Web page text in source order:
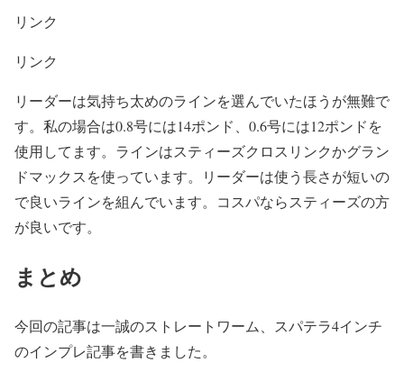
リンク
リンク
リーダーは気持ち太めのラインを選んでいたほうが無難で
す。私の場合は0.8号には14ポンド、0.6号には12ポンドを
使用してます。ラインはスティーズクロスリンクかグラン
ドマックスを使っています。リーダーは使う長さが短いの
で良いラインを組んでいます。コスパならスティーズの方
が良いです。
まとめ
今回の記事は一誠のストレートワーム、スパテラ4インチ
のインプレ記事を書きました。